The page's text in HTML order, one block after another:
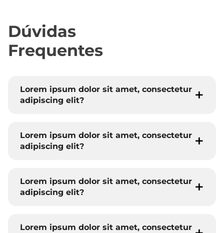
Dúvidas
Frequentes
Lorem ipsum dolor sit amet, consectetur
adipiscing elit?
Lorem ipsum dolor sit amet, consectetur
adipiscing elit?
Lorem ipsum dolor sit amet, consectetur
adipiscing elit?
Lorem ipsum dolor sit amet, consectetur